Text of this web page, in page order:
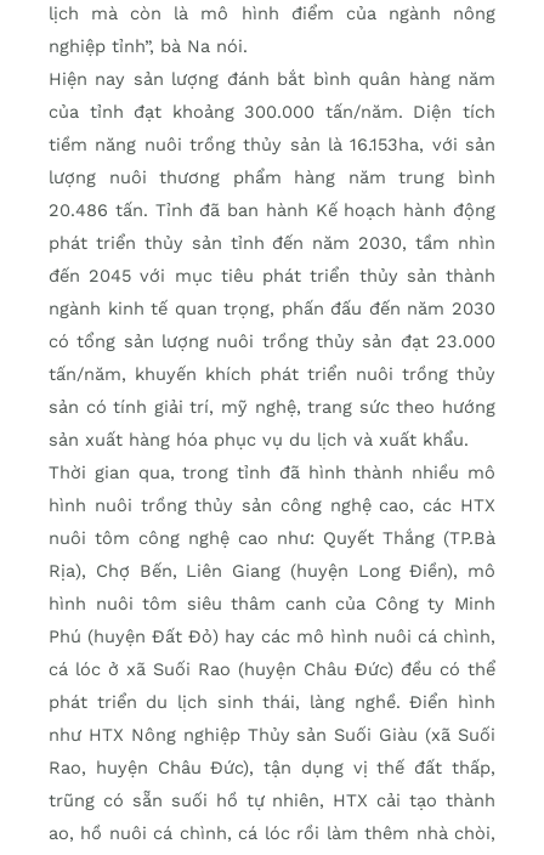
lịch mà còn là mô hình điểm của ngành nông
nghiệp tỉnh”, bà Na nói.
Hiện nay sản lượng đánh bắt bình quân hàng năm
của tỉnh đạt khoảng 300.000 tấn/năm. Diện tích
tiềm năng nuôi trồng thủy sản là 16.153ha, với sản
lượng nuôi thương phẩm hàng năm trung bình
20.486 tấn. Tỉnh đã ban hành Kế hoạch hành động
phát triển thủy sản tỉnh đến năm 2030, tầm nhìn
đến 2045 với mục tiêu phát triển thủy sản thành
ngành kinh tế quan trọng, phấn đấu đến năm 2030
có tổng sản lượng nuôi trồng thủy sản đạt 23.000
tấn/năm, khuyến khích phát triển nuôi trồng thủy
sản có tính giải trí, mỹ nghệ, trang sức theo hướng
sản xuất hàng hóa phục vụ du lịch và xuất khẩu.
Thời gian qua, trong tỉnh đã hình thành nhiều mô
hình nuôi trồng thủy sản công nghệ cao, các HTX
nuôi tôm công nghệ cao như: Quyết Thắng (TP.Bà
Rịa), Chợ Bến, Liên Giang (huyện Long Điền), mô
hình nuôi tôm siêu thâm canh của Công ty Minh
Phú (huyện Đất Đỏ) hay các mô hình nuôi cá chình,
cá lóc ở xã Suối Rao (huyện Châu Đức) đều có thể
phát triển du lịch sinh thái, làng nghề. Điển hình
như HTX Nông nghiệp Thủy sản Suối Giàu (xã Suối
Rao, huyện Châu Đức), tận dụng vị thế đất thấp,
trũng có sẵn suối hồ tự nhiên, HTX cải tạo thành
ao, hồ nuôi cá chình, cá lóc rồi làm thêm nhà chòi,